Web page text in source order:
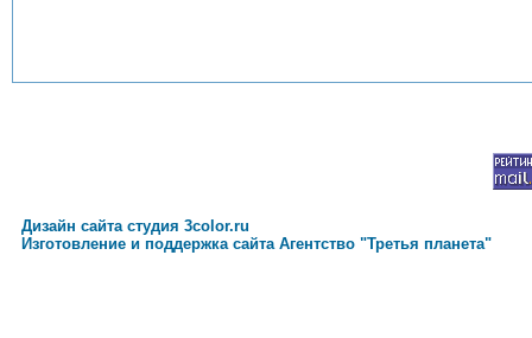
Дизайн сайта студия 3color.ru
Изготовление и поддержка сайта Агентство "Третья планета"